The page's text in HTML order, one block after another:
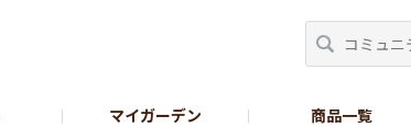
マイガーデン 商品一覧